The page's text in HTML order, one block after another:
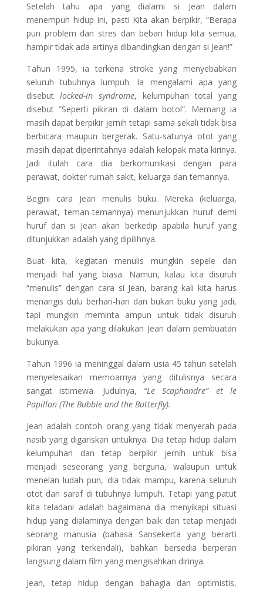
Setelah tahu apa yang dialami si Jean dalam
menempuh hidup ini, pasti Kita akan berpikir, “Berapa
pun problem dan stres dan beban hidup kita semua,
hampir tidak ada artinya dibandingkan dengan si Jean!”
Tahun 1995, ia terkena stroke yang menyebabkan
seluruh tubuhnya lumpuh. Ia mengalami apa yang
disebut locked-in syndrome, kelumpuhan total yang
disebut “Seperti pikiran di dalam botol”. Memang ia
masih dapat berpikir jernih tetapi sama sekali tidak bisa
berbicara maupun bergerak. Satu-satunya otot yang
masih dapat diperintahnya adalah kelopak mata kirinya.
Jadi itulah cara dia berkomunikasi dengan para
perawat, dokter rumah sakit, keluarga dan temannya.
Begini cara Jean menulis buku. Mereka (keluarga,
perawat, teman-temannya) menunjukkan huruf demi
huruf dan si Jean akan berkedip apabila huruf yang
ditunjukkan adalah yang dipilihnya.
Buat kita, kegiatan menulis mungkin sepele dan
menjadi hal yang biasa. Namun, kalau kita disuruh
“menulis” dengan cara si Jean, barang kali kita harus
menangis dulu berhari-hari dan bukan buku yang jadi,
tapi mungkin meminta ampun untuk tidak disuruh
melakukan apa yang dilakukan Jean dalam pembuatan
bukunya.
Tahun 1996 ia meninggal dalam usia 45 tahun setelah
menyelesaikan memoarnya yang ditulisnya secara
sangat istimewa. Judulnya, “Le Scaphandre” et le
Papillon (The Bubble and the Butterfly).
Jean adalah contoh orang yang tidak menyerah pada
nasib yang digariskan untuknya. Dia tetap hidup dalam
kelumpuhan dan tetap berpikir jernih untuk bisa
menjadi seseorang yang berguna, walaupun untuk
menelan ludah pun, dia tidak mampu, karena seluruh
otot dan saraf di tubuhnya lumpuh. Tetapi yang patut
kita teladani adalah bagaimana dia menyikapi situasi
hidup yang dialaminya dengan baik dan tetap menjadi
seorang manusia (bahasa Sansekerta yang berarti
pikiran yang terkendali), bahkan bersedia berperan
langsung dalam film yang mengisahkan dirinya.
Jean, tetap hidup dengan bahagia dan optimistis,